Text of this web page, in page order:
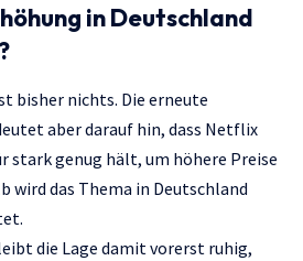
in Deutschland
bisher nichts. Die erneute
aber darauf hin, dass Netflix
stark genug hält, um höhere Preise
wird das Thema in Deutschland
die Lage damit vorerst ruhig,